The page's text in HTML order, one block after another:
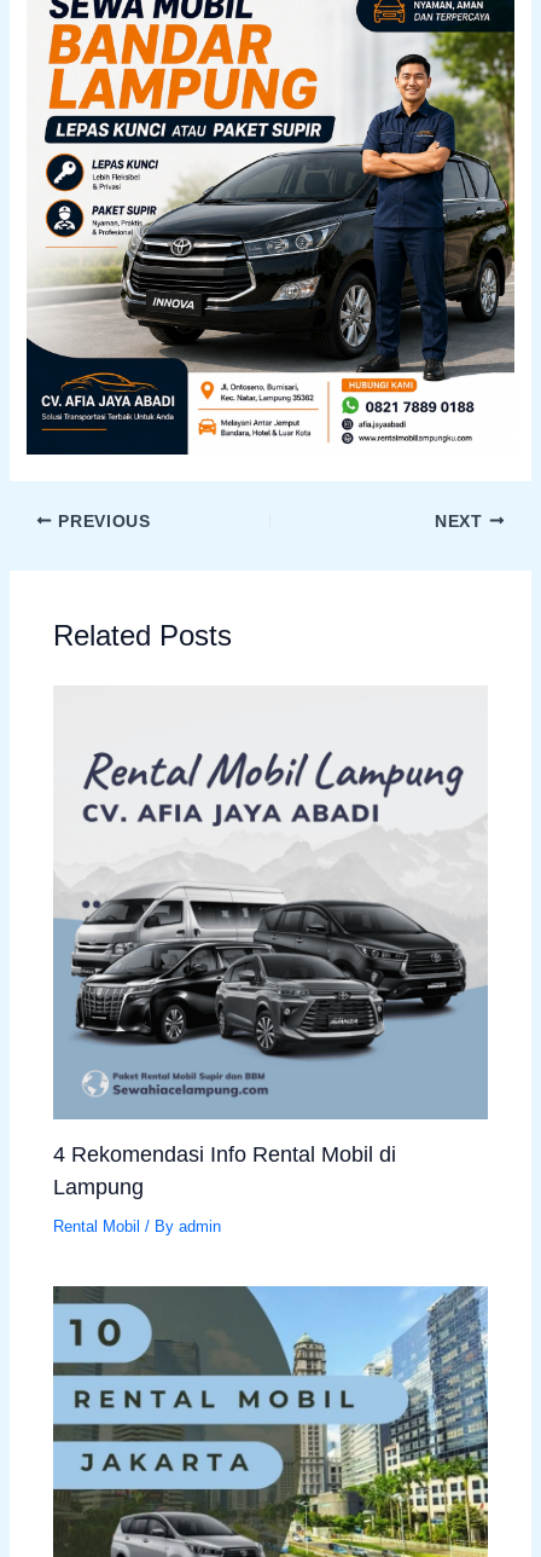
PREVIOUS NEXT
Related Posts
4 Rekomendasi Info Rental Mobil di
Lampung
Rental Mobil / Byadmin